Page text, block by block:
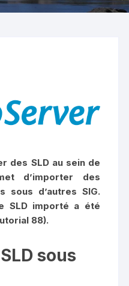
des SLD au sein de
d’importer des
sous d’autres SIG.
SLD importé a été
88).
sous